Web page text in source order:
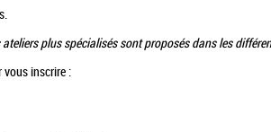
plus spécialisés sont proposés dans les
inscrire :